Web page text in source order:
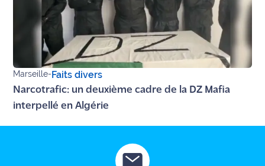
Marseille-Faits divers
Narcotrafic: un deuxième cadre de la DZ Mafia
interpellé en Algérie